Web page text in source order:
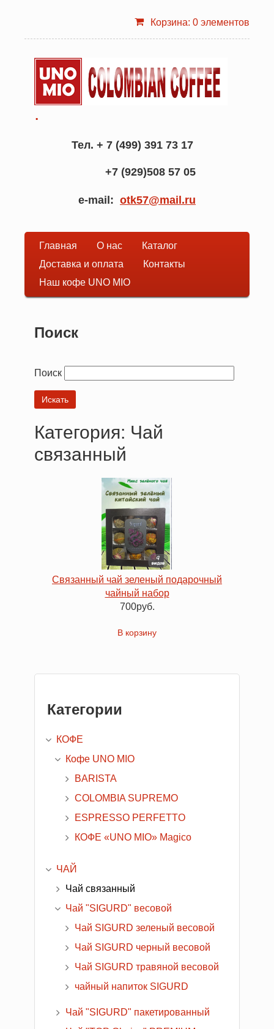
Корзина: 0 элементов
.
Тел. + 7 (499) 391 73 17
+7 (929)508 57 05
e-mail: otk57@mail.ru
Основная
навигация
Главная О нас
Каталог
Доставка и оплата
Контакты
Наш кофе UNO MIO
Поиск
Поиск
Категория: Чай
связанный
Связанный чай зеленый подарочный
чайный набор
700руб.
Категории
КОФЕ
Кофе UNO MIO
BARISTA
COLOMBIA SUPREMO
ESPRESSO PERFETTO
КОФЕ «UNO MIO» Magico
ЧАЙ
Чай связанный
Чай "SIGURD" весовой
Чай SIGURD зеленый весовой
Чай SIGURD черный весовой
Чай SIGURD травяной весовой
чайный напиток SIGURD
Чай "SIGURD" пакетированный